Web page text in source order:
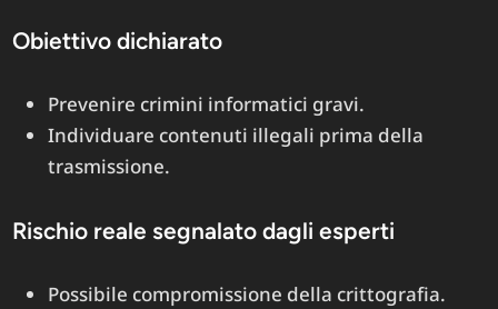
Obiettivo dichiarato
Prevenire crimini informatici gravi.
Individuare contenuti illegali prima della
trasmissione.
Rischio reale segnalato dagli esperti
Possibile compromissione della crittografia.